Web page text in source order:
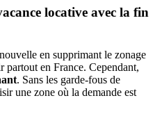
locative avec la fin
en supprimant le zonage
partout en France. Cependant,
. Sans les garde-fous de
une zone où la demande est